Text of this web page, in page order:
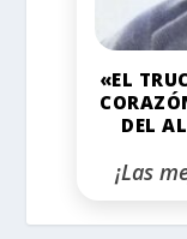
«EL
DEL
¡Las